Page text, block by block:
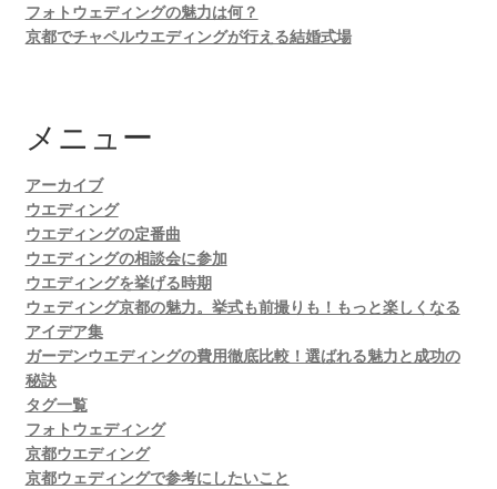
フォトウェディングの魅力は何？
京都でチャペルウエディングが行える結婚式場
メニュー
アーカイブ
ウエディング
ウエディングの定番曲
ウエディングの相談会に参加
ウエディングを挙げる時期
ウェディング京都の魅力。挙式も前撮りも！もっと楽しくなる
アイデア集
ガーデンウエディングの費用徹底比較！選ばれる魅力と成功の
秘訣
タグ一覧
フォトウェディング
京都ウエディング
京都ウェディングで参考にしたいこと